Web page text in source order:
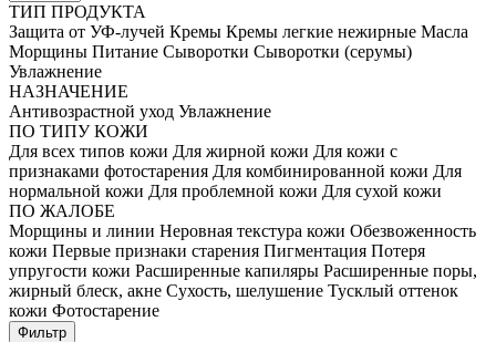
ТИП ПРОДУКТА
Защита от УФ-лучей Кремы Кремы легкие нежирные Масла
Морщины Питание Сыворотки Сыворотки (серумы)
Увлажнение
НАЗНАЧЕНИЕ
Антивозрастной уход Увлажнение
ПО ТИПУ КОЖИ
Для всех типов кожи Для жирной кожи Для кожи с
признаками фотостарения Для комбинированной кожи Для
нормальной кожи Для проблемной кожи Для сухой кожи
ПО ЖАЛОБЕ
Морщины и линии Неровная текстура кожи Обезвоженность
кожи Первые признаки старения Пигментация Потеря
упругости кожи Расширенные капиляры Расширенные поры,
жирный блеск, акне Сухость, шелушение Тусклый оттенок
кожи Фотостарение
Фильтр